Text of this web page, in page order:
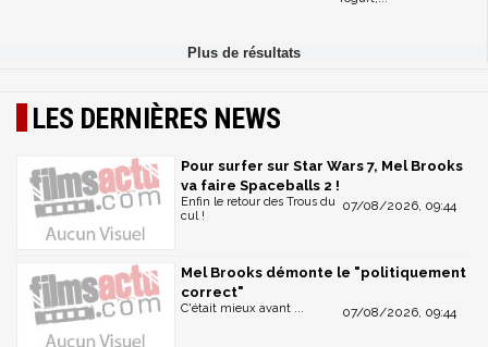
LES DERNIÈRES NEWS
Pour surfer sur Star Wars 7, Mel Brooks
va faire Spaceballs 2 !
07/08/2026, 09:44
Enfin le retour des Trous du
cul !
Mel Brooks démonte le "politiquement
correct"
07/08/2026, 09:44
C'était mieux avant ...